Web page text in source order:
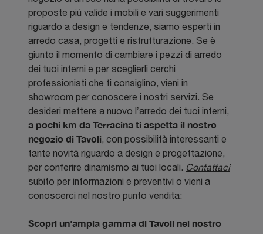
proposte più valide i mobili e vari suggerimenti
riguardo a design e tendenze, siamo esperti in
arredo casa, progetti e ristrutturazione. Se è
giunto il momento di cambiare i pezzi di arredo
dei tuoi interni e per sceglierli cerchi
professionisti che ti consiglino, vieni in
showroom per conoscere i nostri servizi. Se
desideri mettere a nuovo l’arredo dei tuoi interni,
a pochi km da Terracina ti aspetta il nostro
negozio di Tavoli, con possibilità interessanti e
tante novità riguardo a design e progettazione,
per conferire dinamismo ai tuoi locali. Contattaci
subito per informazioni e preventivi o vieni a
conoscerci nel nostro punto vendita:
Scopri un'ampia gamma di Tavoli nel nostro